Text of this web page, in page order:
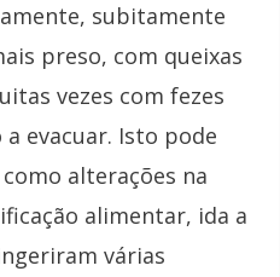
subitamente
preso, com queixas
vezes com fezes
evacuar. Isto pode
alterações na
alimentar, ida a
várias